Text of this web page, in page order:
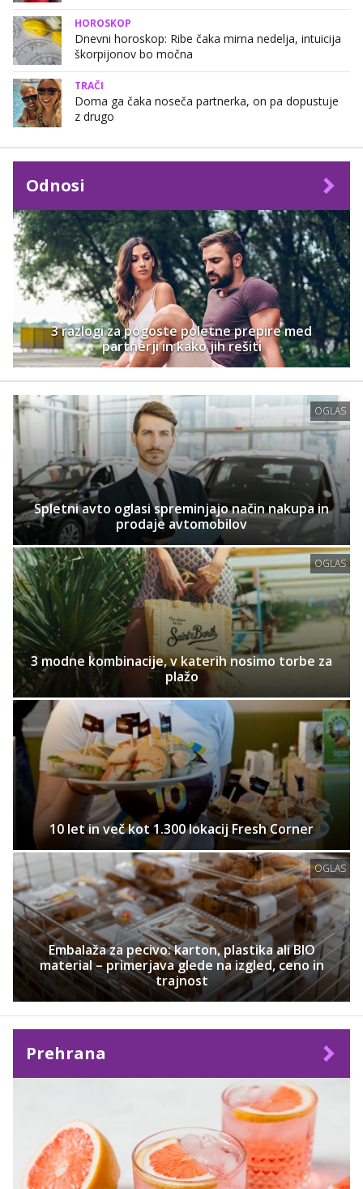
HOROSKOP
Dnevni horoskop: Ribe čaka mirna nedelja, intuicija
škorpijonov bo močna
TRAČI
Doma ga čaka noseča partnerka, on pa dopustuje
z drugo
Odnosi
3 razlogi za pogoste poletne prepire med
partnerji in kako jih rešiti
OGLAS
Spletni avto oglasi spreminjajo način nakupa in
prodaje avtomobilov
OGLAS
3 modne kombinacije, v katerih nosimo torbe za
plažo
10 let in več kot 1.300 lokacij Fresh Corner
OGLAS
Embalaža za pecivo: karton, plastika ali BIO
material – primerjava glede na izgled, ceno in
trajnost
Prehrana